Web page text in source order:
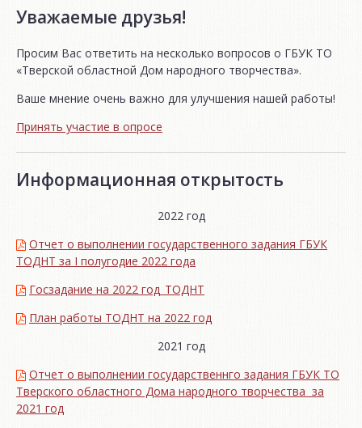
Уважаемые друзья!
Просим Вас ответить на несколько вопросов о ГБУК ТО
«Тверской областной Дом народного творчества».
Ваше мнение очень важно для улучшения нашей работы!
Принять участие в опросе
Информационная открытость
2022 год
Отчет о выполнении государственного задания ГБУК
ТОДНТ за I полугодие 2022 года
Госзадание на 2022 год_ТОДНТ
План работы ТОДНТ на 2022 год
2021 год
Отчет о выполнении государственнго задания ГБУК ТО
Тверского областного Дома народного творчества за
2021 год